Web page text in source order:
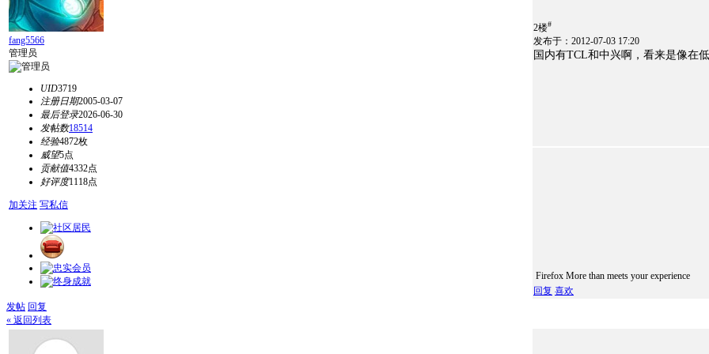
fang5566
管理员
UID3719
注册日期2005-03-07
最后登录2026-06-30
发帖数18514
经验4872枚
威望5点
贡献值4332点
好评度1118点
加关注 写私信
2楼#
发布于：2012-07-03 17:20
国内有TCL和中兴啊，看来是像在
Firefox More than meets your experience
回复 喜欢
发帖 回复
« 返回列表